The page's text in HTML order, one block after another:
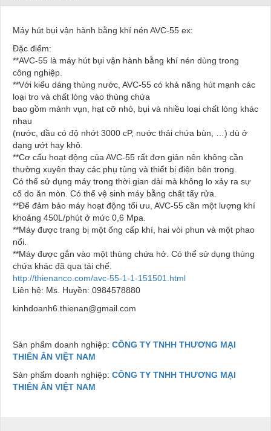
Máy hút bụi vận hành bằng khí nén AVC-55 ex:
Đặc điểm:
**AVC-55 là máy hút bụi vận hành bằng khí nén dùng trong
công nghiệp.
**Với kiểu dáng thùng nước, AVC-55 có khả năng hút mạnh các
loại tro và chất lỏng vào thùng chứa
bao gồm mảnh vụn, hạt cỡ nhỏ, bụi và nhiều loại chất lỏng khác
nhau
(nước, dầu có độ nhớt 3000 cP, nước thải chứa bùn, …) dù ở
dạng ướt hay khô.
**Cơ cấu hoạt động của AVC-55 rất đơn giản nên không cần
thường xuyên thay các phụ tùng và thiết bị điện bên trong.
Có thể sử dụng máy trong thời gian dài mà không lo xảy ra sự
cố do ăn mòn. Có thể vệ sinh máy bằng chất tẩy rửa.
**Để đảm bảo máy hoạt động tối ưu, AVC-55 cần một lượng khí
khoảng 450L/phút ở mức 0,6 Mpa.
**Máy được trang bị một ống cấp khí, hai vòi phun và một phao
nổi.
**Máy được gắn vào một thùng chứa hở. Có thể sử dụng thùng
chứa khác đã qua tái chế.
http://thienanco.com/avc-55-1-1-151501.html
Liên hệ: Ms. Huyền: 0984578880
kinhdoanh6.thienan@gmail.com
Sản phẩm doanh nghiệp: CÔNG TY TNHH THƯƠNG MẠI
THIÊN ÂN VIỆT NAM
Sản phẩm doanh nghiệp: CÔNG TY TNHH THƯƠNG MẠI
THIÊN ÂN VIỆT NAM